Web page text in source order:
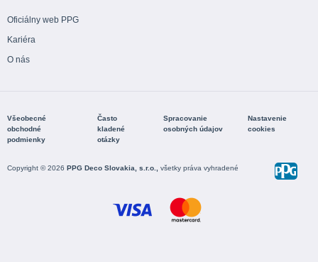
Oficiálny web PPG
Kariéra
O nás
Všeobecné
obchodné
podmienky
Často
kladené
otázky
Spracovanie
osobných údajov
Nastavenie
cookies
Copyright © 2026 PPG Deco Slovakia, s.r.o., všetky práva vyhradené